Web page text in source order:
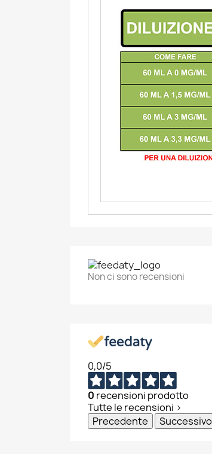
Non ci sono recensioni
0,0/5
0 recensioni prodotto
Tutte le recensioni >
Precedente
Successivo